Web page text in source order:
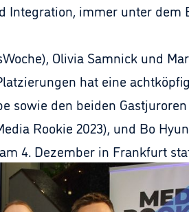
Integration, immer unter
Olivia Samnick und
hat eine
sowie den beiden
Rookie 2023), und Bo
4. Dezember in Frankfurt